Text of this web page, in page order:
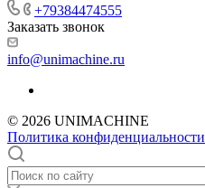
+79384474555
Заказать звонок
info@unimachine.ru
© 2026 UNIMACHINE
Политика конфиденциальности